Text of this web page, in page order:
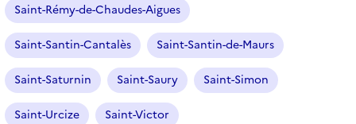
Saint-Rémy-de-Chaudes-Aigues
Saint-Santin-Cantalès Saint-Santin-de-Maurs
Saint-Saturnin Saint-Saury Saint-Simon
Saint-Urcize Saint-Victor